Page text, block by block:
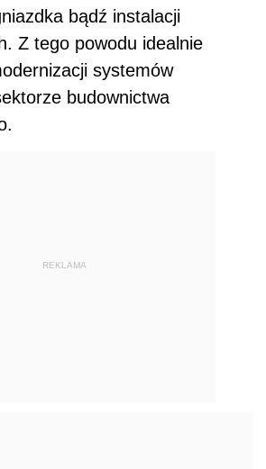
bądź instalacji
Z tego powodu idealnie
systemów
budownictwa
REKLAMA